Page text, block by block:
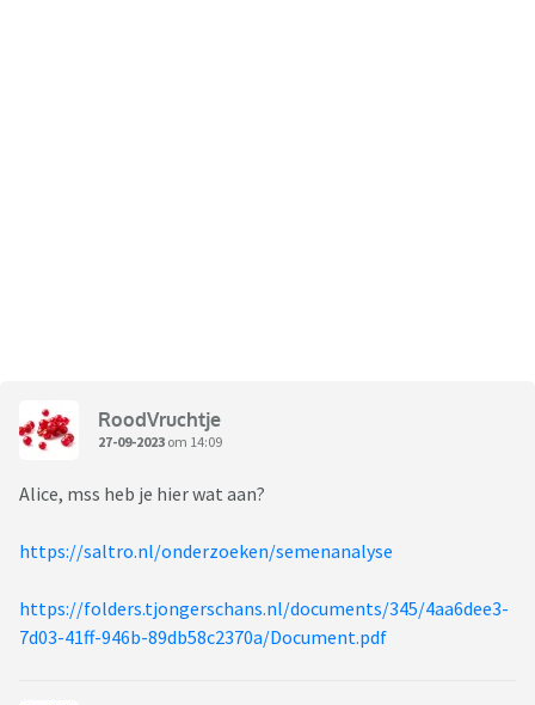
RoodVruchtje
27-09-2023 om 14:09
Alice, mss heb je hier wat aan?
https://saltro.nl/onderzoeken/semenanalyse
https://folders.tjongerschans.nl/documents/345/4aa6dee3-
7d03-41ff-946b-89db58c2370a/Document.pdf